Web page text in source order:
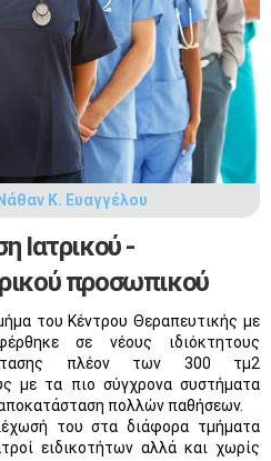
Κ. Ευαγγέλου
Ιατρικού -
προσωπικού
του Κέντρου Θεραπευτικής με
σε νέους ιδιόκτητους
πλέον των 300 τμ2
με τα πιο σύγχρονα συστήματα
αποκατάσταση πολλών παθήσεων.
του στα διάφορα τμήματα
ειδικοτήτων αλλά και χωρίς